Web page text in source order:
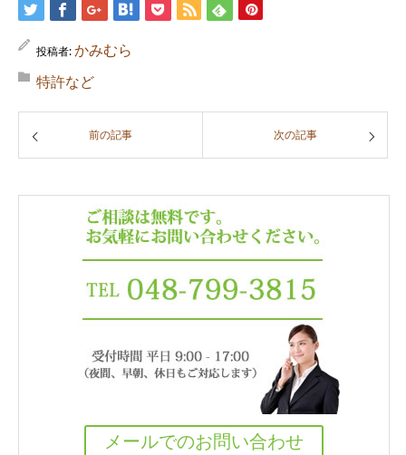
投稿者:かみむら
特許など
前の記事 次の記事
メールでのお問い合わせ